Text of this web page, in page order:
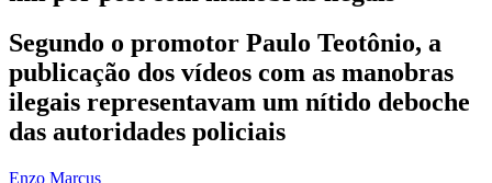
Segundo o promotor Paulo Teotônio, a
publicação dos vídeos com as manobras
ilegais representavam um nítido deboche
das autoridades policiais
Enzo Marcus